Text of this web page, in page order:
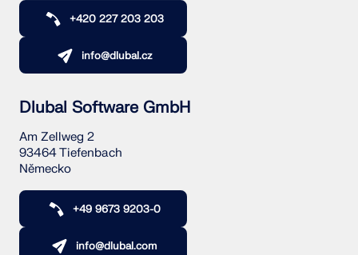
Starší produkty
+420 227 203 203
info@dlubal.cz
Dlubal Software GmbH
Am Zellweg 2
93464 Tiefenbach
Německo
+49 9673 9203-0
info@dlubal.com